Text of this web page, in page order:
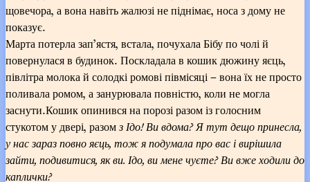
щовечора, а вона навіть жалюзі не піднімає, носа з дому не
показує.
Марта потерла зап’ястя, встала, почухала Бібу по чолі й
повернулася в будинок. Поскладала в кошик дюжину яєць,
півлітра молока й солодкі ромові півмісяці – вона їх не просто
поливала ромом, а занурювала повністю, коли не могла
заснути.Кошик опинився на порозі разом із голосним
стукотом у двері, разомз Ідо! Ви вдома? Я тут дещо принесла,
у нас зараз повно яєць, тож я подумала про вас і вирішила
зайти, подивитися, як ви. Ідо, ви мене чуєте? Ви вже ходили до
каплички?